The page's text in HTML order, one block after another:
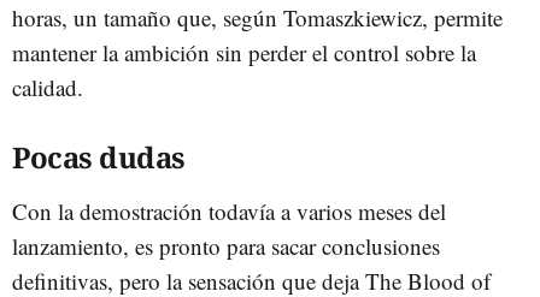
horas, un tamaño que, según Tomaszkiewicz, permite
mantener la ambición sin perder el control sobre la
calidad.
Pocas dudas
Con la demostración todavía a varios meses del
lanzamiento, es pronto para sacar conclusiones
definitivas, pero la sensación que deja The Blood of